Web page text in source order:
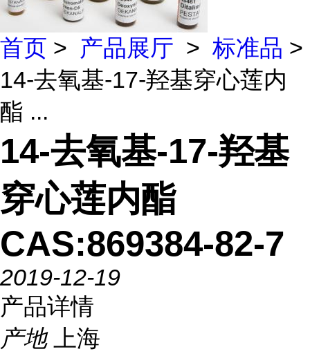
首页 > 产品展厅 > 标准品 >
14-去氧基-17-羟基穿心莲内
酯 ...
14-去氧基-17-羟基
穿心莲内酯
CAS:869384-82-7
2019-12-19
产品详情
产地
上海